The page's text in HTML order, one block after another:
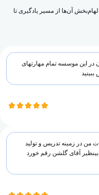
آن‌ها از مسیر یادگیری تا
در این موسسه تمام مهارتهای
من در زمینه تدریس و تولید
آقای گلشن رقم خورد